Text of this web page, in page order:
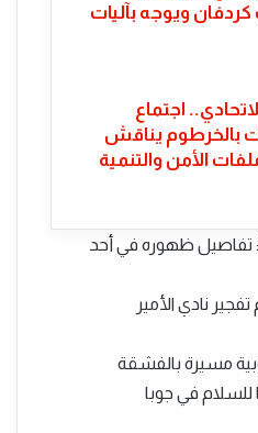
ويوجه بآليات
اجتماع
بالخرطوم يناقش
الأمن والتنمية
تفاصيل ظهوره في أحد
نادي الأمير
مسيرة بالفشقة
للسلام في جوبا